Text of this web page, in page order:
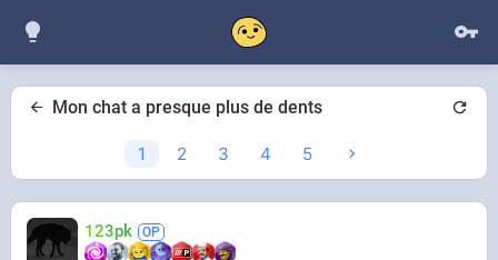
Mon chat a presque plus de dents
1 2 3 4 5
123pk